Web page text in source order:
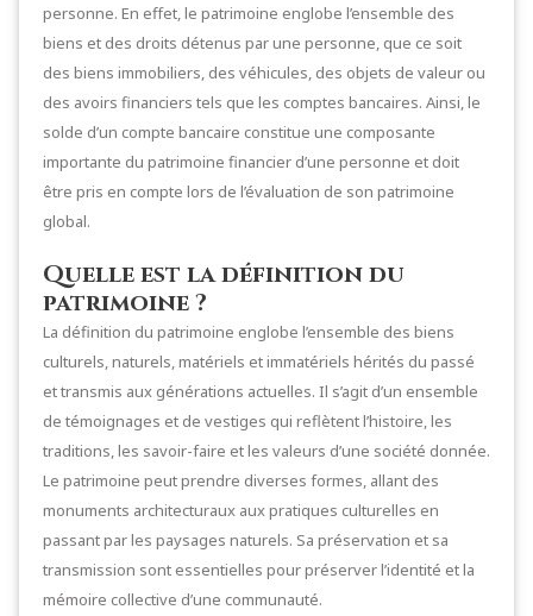
personne. En effet, le patrimoine englobe l’ensemble des
biens et des droits détenus par une personne, que ce soit
des biens immobiliers, des véhicules, des objets de valeur ou
des avoirs financiers tels que les comptes bancaires. Ainsi, le
solde d’un compte bancaire constitue une composante
importante du patrimoine financier d’une personne et doit
être pris en compte lors de l’évaluation de son patrimoine
global.
Quelle est la définition du
patrimoine ?
La définition du patrimoine englobe l’ensemble des biens
culturels, naturels, matériels et immatériels hérités du passé
et transmis aux générations actuelles. Il s’agit d’un ensemble
de témoignages et de vestiges qui reflètent l’histoire, les
traditions, les savoir-faire et les valeurs d’une société donnée.
Le patrimoine peut prendre diverses formes, allant des
monuments architecturaux aux pratiques culturelles en
passant par les paysages naturels. Sa préservation et sa
transmission sont essentielles pour préserver l’identité et la
mémoire collective d’une communauté.